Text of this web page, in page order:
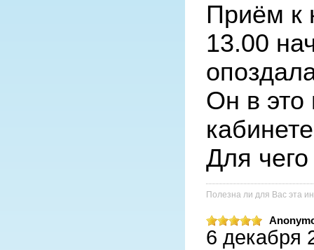
Приём к
13.00
Он в это
Для
Полезна ли для Вас эта
6 декабря